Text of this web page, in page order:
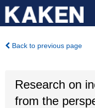
Back to previous page
Research on
from the